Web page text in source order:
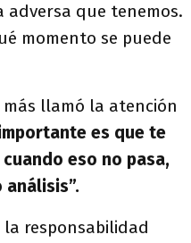
adversa que tenemos.
momento se puede
llamó la atención
es que te
eso no pasa,
responsabilidad